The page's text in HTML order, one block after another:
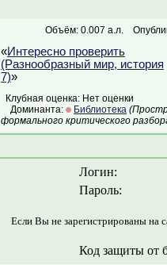
Объём: 0.007 а.л.
«Интересно проверить
(Разнообразный мир, история
7)»
Клубная оценка: Нет оценки
Доминанта:
Библиотека
формального критического
Логин:
Пароль:
Если Вы не зарегистрированы на
Код защиты от